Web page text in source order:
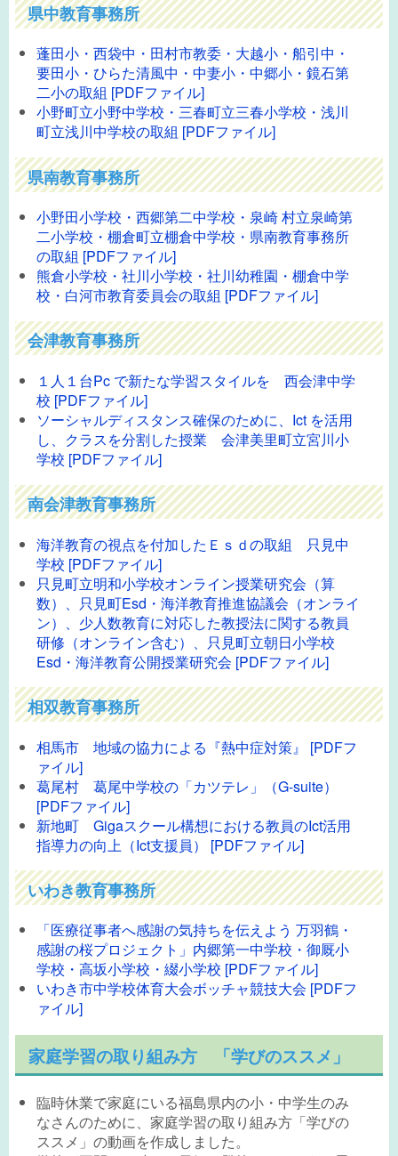
県中教育事務所
蓬田小・西袋中・田村市教委・大越小・船引中・
要田小・ひらた清風中・中妻小・中郷小・鏡石第
二小の取組 [PDFファイル]
小野町立小野中学校・三春町立三春小学校・浅川
町立浅川中学校の取組 [PDFファイル]
県南教育事務所
小野田小学校・西郷第二中学校・泉崎 村立泉崎第
二小学校・棚倉町立棚倉中学校・県南教育事務所
の取組 [PDFファイル]
熊倉小学校・社川小学校・社川幼稚園・棚倉中学
校・白河市教育委員会の取組 [PDFファイル]
会津教育事務所
１人１台Pc で新たな学習スタイルを 西会津中学
校 [PDFファイル]
ソーシャルディスタンス確保のために、Ict を活用
し、クラスを分割した授業 会津美里町立宮川小
学校 [PDFファイル]
南会津教育事務所
海洋教育の視点を付加したＥｓｄの取組 只見中
学校 [PDFファイル]
只見町立明和小学校オンライン授業研究会（算
数）、只見町Esd・海洋教育推進協議会（オンライ
ン）、少人数教育に対応した教授法に関する教員
研修（オンライン含む）、只見町立朝日小学校
Esd・海洋教育公開授業研究会 [PDFファイル]
相双教育事務所
相馬市 地域の協力による『熱中症対策』 [PDFフ
ァイル]
葛尾村 葛尾中学校の「カツテレ」（G-suite）
[PDFファイル]
新地町 Gigaスクール構想における教員のIct活用
指導力の向上（Ict支援員） [PDFファイル]
いわき教育事務所
「医療従事者へ感謝の気持ちを伝えよう 万羽鶴・
感謝の桜プロジェクト」内郷第一中学校・御厩小
学校・高坂小学校・綴小学校 [PDFファイル]
いわき市中学校体育大会ボッチャ競技大会 [PDFフ
ァイル]
家庭学習の取り組み方 「学びのススメ」
臨時休業で家庭にいる福島県内の小・中学生のみ
なさんのために、家庭学習の取り組み方「学びの
ススメ」の動画を作成しました。